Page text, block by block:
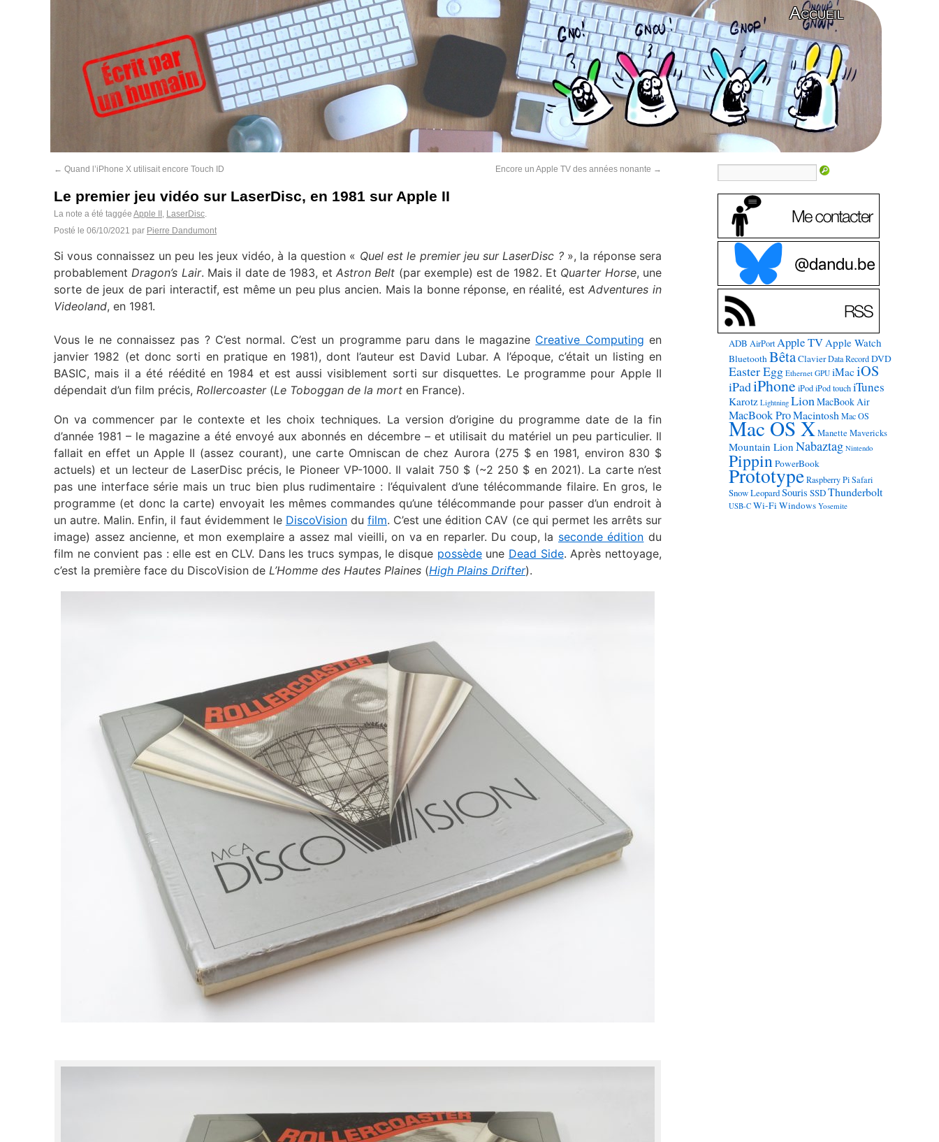
Accueil
← Quand l’iPhone X utilisait encore Touch ID Encore un Apple TV des années nonante →
Le premier jeu vidéo sur LaserDisc, en 1981 sur Apple II
La note a été taggée Apple II , LaserDisc.
Posté le 06/10/2021 par Pierre Dandumont
Si vous connaissez un peu les jeux vidéo, à la question « Quel est le premier jeu sur LaserDisc ?», la réponse sera
probablementDragon’s Lair. Mais il date de 1983, et Astron Belt (par exemple) est de 1982. Et Quarter Horse, une
sorte de jeux de pari interactif, est même un peu plus ancien. Mais la bonne réponse, en réalité, estAdventures in
Videoland, en 1981.
Vous le ne connaissez pas ? C’est normal. C’est un programme paru dans le magazine Creative Computing en
janvier 1982 (et donc sorti en pratique en 1981), dont l’auteur est David Lubar. A l’époque, c’était un listing en
BASIC, mais il a été réédité en 1984 et est aussi visiblement sorti sur disquettes. Le programme pour Apple II
dépendait d’un film précis, Rollercoaster(Le Toboggan de la mort en France).
On va commencer par le contexte et les choix techniques. La version d’origine du programme date de la fin
d’année 1981 – le magazine a été envoyé aux abonnés en décembre – et utilisait du matériel un peu particulier. Il
fallait en effet un Apple II (assez courant), une carte Omniscan de chez Aurora (275 $ en 1981, environ 830 $
actuels) et un lecteur de LaserDisc précis, le Pioneer VP-1000. Il valait 750 $ (~2 250 $ en 2021). La carte n’est
pas une interface série mais un truc bien plus rudimentaire : l’équivalent d’une télécommande filaire. En gros, le
programme (et donc la carte) envoyait les mêmes commandes qu’une télécommande pour passer d’un endroit à
un autre. Malin. Enfin, il faut évidemment le DiscoVisiondufilm. C’est une édition CAV (ce qui permet les arrêts sur
image) assez ancienne, et mon exemplaire a assez mal vieilli, on va en reparler. Du coup, la seconde édition du
film ne convient pas : elle est en CLV. Dans les trucs sympas, le disque possèdeune Dead Side. Après nettoyage,
c’est la première face du DiscoVision de L’Homme des Hautes Plaines (High Plains Drifter).
ADB AirPort Apple TVApple Watch
BluetoothBêtaClavier Data Record DVD
Easter Egg Ethernet GPU iMaciOS
iPadiPhone iPod iPod touch iTunes
Karotz Lightning LionMacBook Air
MacBook ProMacintosh Mac OS
Mac OS X Manette Mavericks
Mountain Lion Nabaztag Nintendo
PippinPowerBook
Prototype Raspberry Pi Safari
Snow LeopardSouris SSDThunderbolt
USB-C Wi-FiWindows Yosemite